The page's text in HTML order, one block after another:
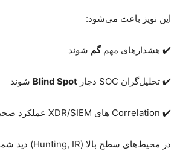
این نویز باعث می‌شود:
✔️ هشدارهای مهمگم شوند
✔️ تحلیل‌گران SOC دچار Blind Spot شوند
Correlation ✔️ های XDR/SIEM عملکرد
در محیط‌های سطح بالا (Hunting, IR) دید